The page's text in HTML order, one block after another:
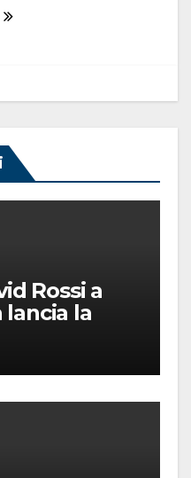
Rossi a
lancia la